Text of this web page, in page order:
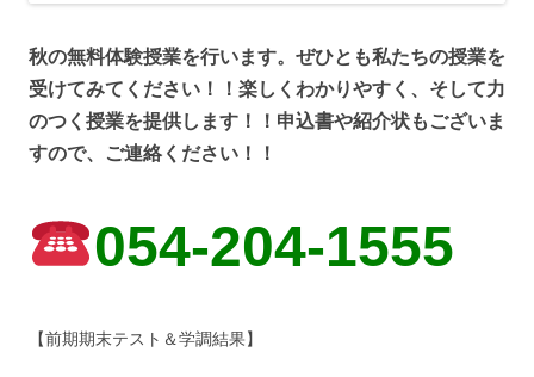
秋の無料体験授業を行います。ぜひとも私たちの授業を
受けてみてください！！楽しくわかりやすく、そして力
のつく授業を提供します！！ 申込書や紹介状もございま
すので、ご連絡ください！！
054-204-1555
【前期期末テスト＆学調結果】